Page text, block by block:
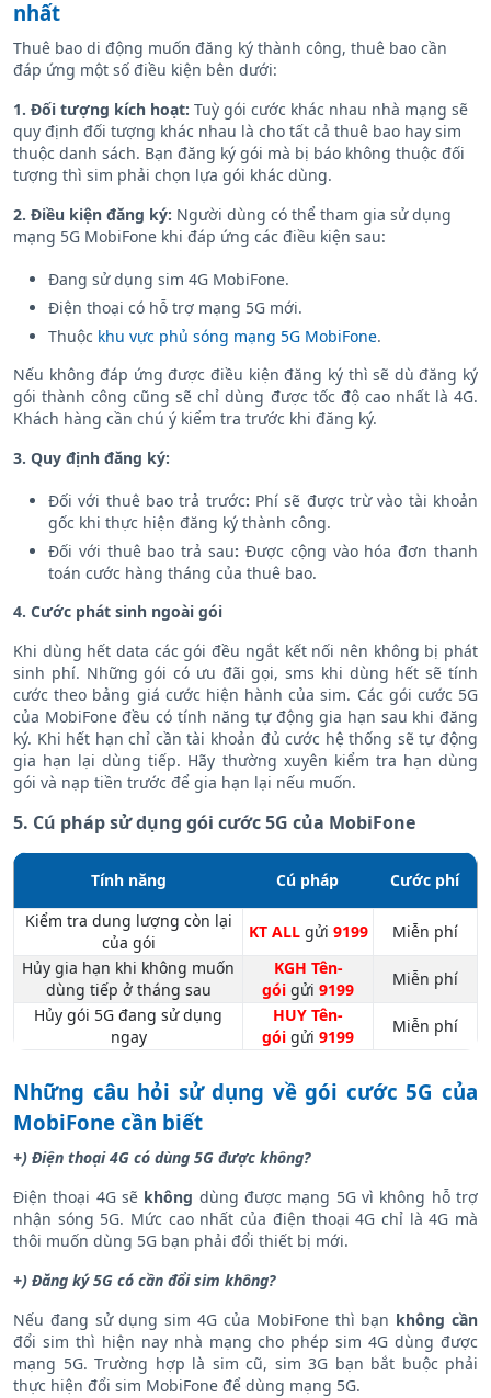
nhất
Thuê bao di động muốn đăng ký thành công, thuê bao cần
đáp ứng một số điều kiện bên dưới:
1. Đối tượng kích hoạt: Tuỳ gói cước khác nhau nhà mạng sẽ
quy định đối tượng khác nhau là cho tất cả thuê bao hay sim
thuộc danh sách. Bạn đăng ký gói mà bị báo không thuộc đối
tượng thì sim phải chọn lựa gói khác dùng.
2. Điều kiện đăng ký: Người dùng có thể tham gia sử dụng
mạng 5G MobiFone khi đáp ứng các điều kiện sau:
Đang sử dụng sim 4G MobiFone.
Điện thoại có hỗ trợ mạng 5G mới.
Thuộc khu vực phủ sóng mạng 5G MobiFone.
Nếu không đáp ứng được điều kiện đăng ký thì sẽ dù đăng ký
gói thành công cũng sẽ chỉ dùng được tốc độ cao nhất là 4G.
Khách hàng cần chú ý kiểm tra trước khi đăng ký.
3. Quy định đăng ký:
Đối với thuê bao trả trước: Phí sẽ được trừ vào tài khoản
gốc khi thực hiện đăng ký thành công.
Đối với thuê bao trả sau: Được cộng vào hóa đơn thanh
toán cước hàng tháng của thuê bao.
4. Cước phát sinh ngoài gói
Khi dùng hết data các gói đều ngắt kết nối nên không bị phát
sinh phí. Những gói có ưu đãi gọi, sms khi dùng hết sẽ tính
cước theo bảng giá cước hiện hành của sim. Các gói cước 5G
của MobiFone đều có tính năng tự động gia hạn sau khi đăng
ký. Khi hết hạn chỉ cần tài khoản đủ cước hệ thống sẽ tự động
gia hạn lại dùng tiếp. Hãy thường xuyên kiểm tra hạn dùng
gói và nạp tiền trước để gia hạn lại nếu muốn.
5. Cú pháp sử dụng gói cước 5G của MobiFone
Tính năng Cú pháp
Cước phí
Kiểm tra dung lượng còn lại
của gói
KT ALLgửi 9199
Miễn phí
Hủy gia hạn khi không muốn
dùng tiếp ở tháng sau
KGH Tên-
gói gửi 9199
Miễn phí
Hủy gói 5G đang sử dụng
ngay
HUY Tên-
gói gửi 9199
Miễn phí
Những câu hỏi sử dụng về gói cước 5G của
MobiFone cần biết
+) Điện thoại 4G có dùng 5G được không?
Điện thoại 4G sẽ không dùng được mạng 5G vì không hỗ trợ
nhận sóng 5G. Mức cao nhất của điện thoại 4G chỉ là 4G mà
thôi muốn dùng 5G bạn phải đổi thiết bị mới.
+) Đăng ký 5G có cần đổi sim không?
Nếu đang sử dụng sim 4G của MobiFone thì bạn không cần
đổi sim thì hiện nay nhà mạng cho phép sim 4G dùng được
mạng 5G. Trường hợp là sim cũ, sim 3G bạn bắt buộc phải
thực hiện đổi sim MobiFone để dùng mạng 5G.